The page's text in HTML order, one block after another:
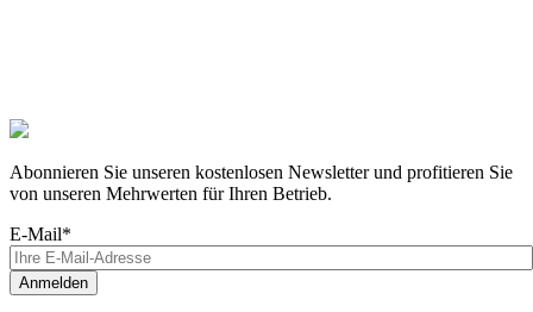
Abonnieren Sie unseren kostenlosen Newsletter und profitieren Sie
von unseren Mehrwerten für Ihren Betrieb.
E-Mail*
Anmelden